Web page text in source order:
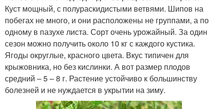
Куст мощный, с полураскидистыми ветвями. Шипов на
побегах не много, и они расположены не группами, а по
одному в пазухе листа. Сорт очень урожайный. За один
сезон можно получить около 10 кг с каждого кустика.
Ягоды округлые, красного цвета. Вкус типичен для
крыжовника, но без кислинки. А вот размер плодов
средний – 5 – 8 г. Растение устойчиво к большинству
болезней и не нуждается в укрытии на зиму.